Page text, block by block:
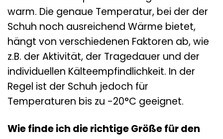
warm. Die genaue Temperatur, bei der der
Schuh noch ausreichend Wärme bietet,
hängt von verschiedenen Faktoren ab, wie
z.B. der Aktivität, der Tragedauer und der
individuellen Kälteempfindlichkeit. In der
Regel ist der Schuh jedoch für
Temperaturen bis zu -20°C geeignet.
Wie finde ich die richtige Größe für den